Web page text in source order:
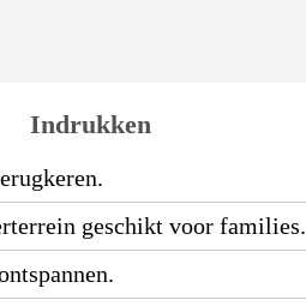
Indrukken
geschikt voor families.